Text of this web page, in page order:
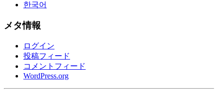
한국어
メタ情報
ログイン
投稿フィード
コメントフィード
WordPress.org